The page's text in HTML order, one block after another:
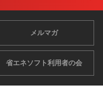
メルマガ
省エネソフト利用者の会